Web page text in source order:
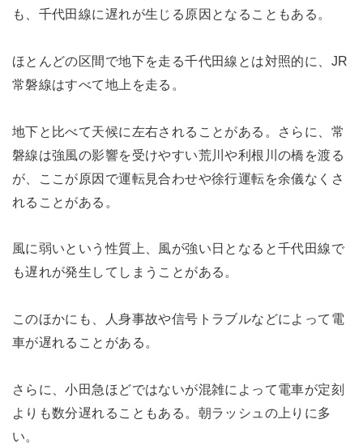
も、千代田線に遅れが生じる原因となることもある。
ほとんどの区間で地下を走る千代田線とは対照的に、JR
常磐線はすべて地上を走る。
地下と比べて天候に左右されることがある。さらに、常
磐線は強風の影響を受けやすい荒川や利根川の橋を渡る
が、ここが原因で運転見合わせや徐行運転を余儀なくさ
れることがある。
風に弱いという性質上、風が強い日となると千代田線で
も遅れが発生してしまうことがある。
このほかにも、人身事故や信号トラブルなどによって電
車が遅れることがある。
さらに、小田急ほどではないが混雑によって電車が定刻
よりも数分遅れることもある。朝ラッシュの上りに多
い。